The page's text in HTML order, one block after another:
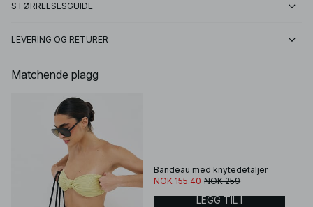
STØRRELSESGUIDE
LEVERING OG RETURER
Matchende plagg
Bandeau med knytedetaljer
NOK 155.40 NOK 259
LEGG TIL I